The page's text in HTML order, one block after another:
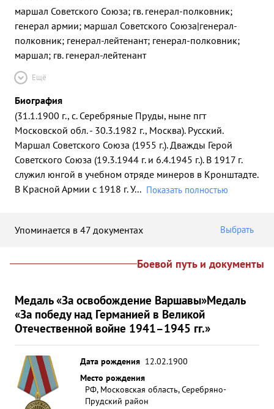
маршал Советского Союза; гв. генерал-полковник;
генерал армии; маршал Советского Союза|генерал-
полковник; генерал-лейтенант; генерал-полковник;
маршал; гв. генерал-лейтенант
Ещё
Биография
(31.1.1900 г., с. Серебряные Пруды, ныне пгт
Московской обл. - 30.3.1982 г., Москва). Русский.
Маршал Советского Союза (1955 г.). Дважды Герой
Советского Союза (19.3.1944 г. и 6.4.1945 г.). В 1917 г.
служил юнгой в учебном отряде минеров в Кронштадте.
В Красной Армии с 1918 г. У... Показать полностью
Упоминается в 47 документах Выбрать
Боевой путь и документы
Медаль «За освобождение Варшавы»Медаль
«За победу над Германией в Великой
Отечественной войне 1941–1945 гг.»
Дата рождения 12.02.1900
Место рождения
РФ, Московская область, Серебряно-
Прудский район